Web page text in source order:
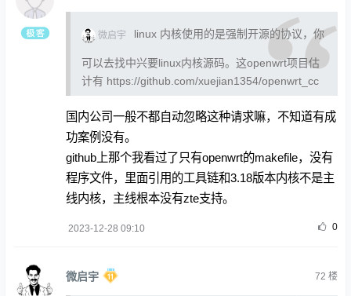
微启宇 linux 内核使用的是强制开源的协议，你
可以去找中兴要linux内核源码。这openwrt项目估
计有 https://github.com/xuejian1354/openwrt_cc
国内公司一般不都自动忽略这种请求嘛，不知道有成
功案例没有。
github上那个我看过了只有openwrt的makefile，没有
程序文件，里面引用的工具链和3.18版本内核不是主
线内核，主线根本没有zte支持。
2023-12-28 09:10 0
微启宇 72 楼